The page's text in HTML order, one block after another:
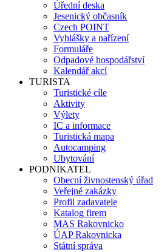
Úřední deska
Jesenický občasník
Czech POINT
Vyhlášky a nařízení
Formuláře
Odpadové hospodářství
Kalendář akcí
TURISTA
Turistické cíle
Aktivity
Výlety
IC a informace
Turistická mapa
Autocamping
Ubytování
PODNIKATEL
Obecní živnostenský úřad
Veřejné zakázky
Profil zadavatele
Katalog firem
MAS Rakovnicko
ÚAP Rakovnicka
Státní správa